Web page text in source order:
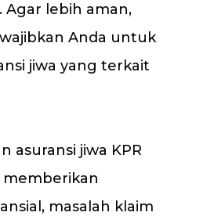
Agar lebih aman,
Anda untuk
jiwa yang terkait
asuransi jiwa KPR
masalah klaim